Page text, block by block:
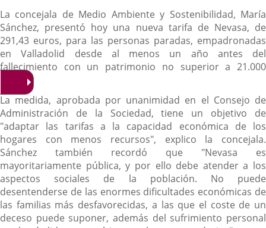
Descripción
La concejala de Medio Ambiente y Sostenibilidad, María
Sánchez, presentó hoy una nueva tarifa de Nevasa, de
291,43 euros, para las personas paradas, empadronadas
en Valladolid desde al menos un año antes del
fallecimiento con un patrimonio no superior a 21.000
euros.
La medida, aprobada por unanimidad en el Consejo de
Administración de la Sociedad, tiene un objetivo de
"adaptar las tarifas a la capacidad económica de los
hogares con menos recursos", explico la concejala.
Sánchez también recordó que "Nevasa es
mayoritariamente pública, y por ello debe atender a los
aspectos sociales de la población. No puede
desentenderse de las enormes dificultades económicas de
las familias más desfavorecidas, a las que el coste de un
deceso puede suponer, además del sufrimiento personal